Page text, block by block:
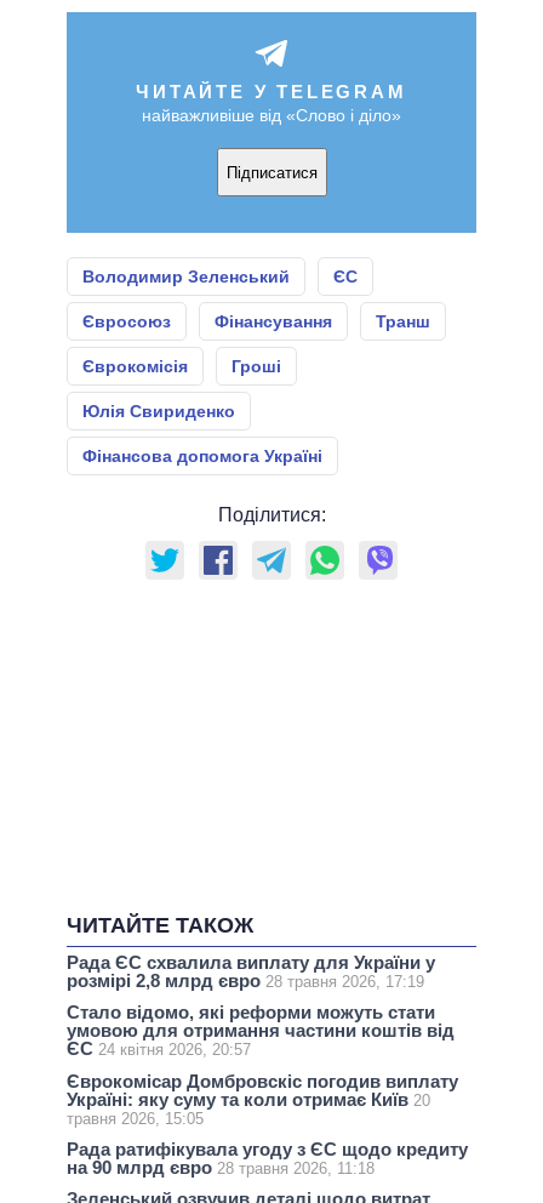
ЧИТАЙТЕ У TELEGRAM
найважливіше від «Слово і діло»
Підписатися
Володимир Зеленський ЄС
Євросоюз Фінансування Транш
Єврокомісія Гроші
Юлія Свириденко
Фінансова допомога Україні
Поділитися:
ЧИТАЙТЕ ТАКОЖ
Рада ЄС схвалила виплату для України у
розмірі 2,8 млрд євро 28 травня 2026, 17:19
Стало відомо, які реформи можуть стати
умовою для отримання частини коштів від
ЄС 24 квітня 2026, 20:57
Єврокомісар Домбровскіс погодив виплату
Україні: яку суму та коли отримає Київ 20
травня 2026, 15:05
Рада ратифікувала угоду з ЄС щодо кредиту
на 90 млрд євро 28 травня 2026, 11:18
Зеленський озвучив деталі щодо витрат